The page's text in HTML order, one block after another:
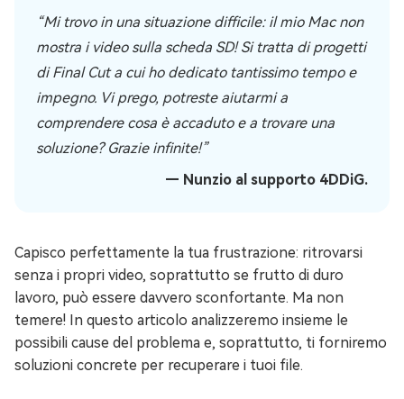
“Mi trovo in una situazione difficile: il mio Mac non
mostra i video sulla scheda SD! Si tratta di progetti
di Final Cut a cui ho dedicato tantissimo tempo e
impegno. Vi prego, potreste aiutarmi a
comprendere cosa è accaduto e a trovare una
soluzione? Grazie infinite!”
— Nunzio al supporto 4DDiG.
Capisco perfettamente la tua frustrazione: ritrovarsi
senza i propri video, soprattutto se frutto di duro
lavoro, può essere davvero sconfortante. Ma non
temere! In questo articolo analizzeremo insieme le
possibili cause del problema e, soprattutto, ti forniremo
soluzioni concrete per recuperare i tuoi file.